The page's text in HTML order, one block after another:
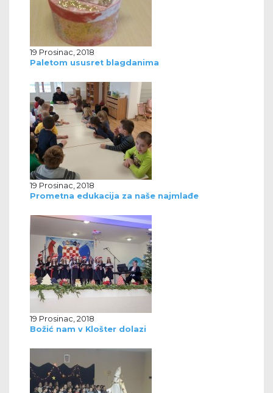
19 Prosinac, 2018
Paletom ususret blagdanima
19 Prosinac, 2018
Prometna edukacija za naše najmlađe
19 Prosinac, 2018
Božić nam v Klošter dolazi